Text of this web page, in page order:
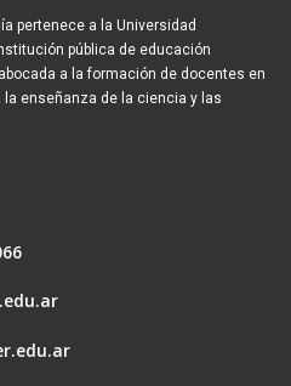
pertenece a la Universidad
pública de educación
a la formación de docentes en
enseñanza de la ciencia y las